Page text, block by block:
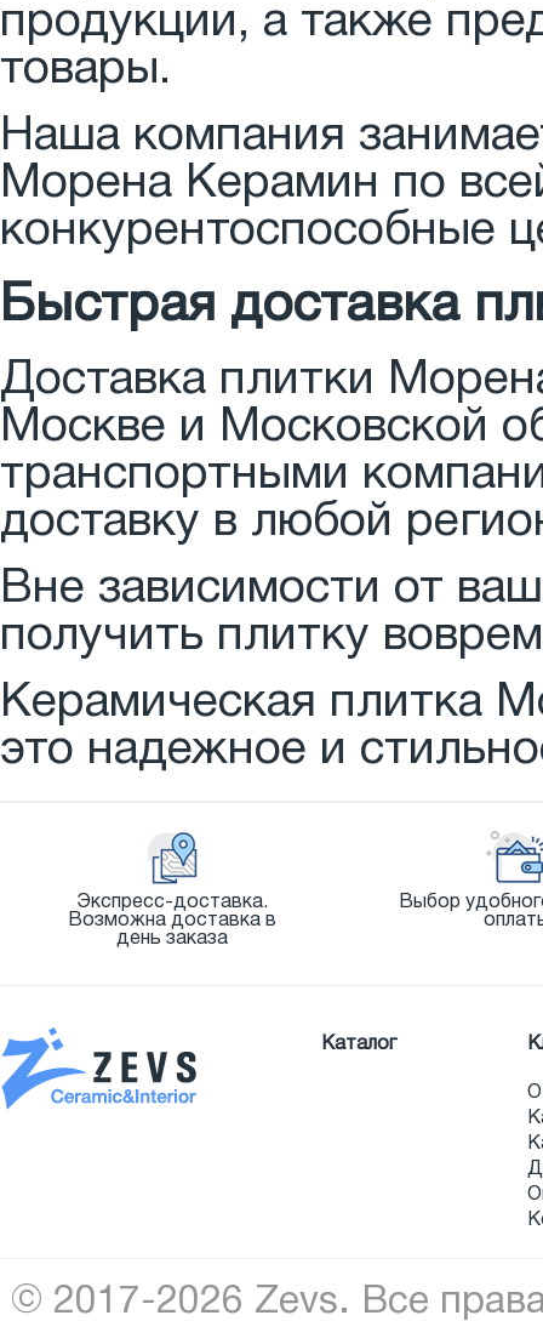
продукции, а также
товары.
Наша компания
Морена Керамин по
конкурентоспособные
Быстрая доставка
Доставка плитки
Москве и Московской
транспортными
доставку в любой
Вне зависимости от
получить плитку
Керамическая плитка
это надежное и
Экспресс-доставка.
Возможна доставка в
день заказа
Выбор
Каталог
О
© 2017-2026 Zevs. Все